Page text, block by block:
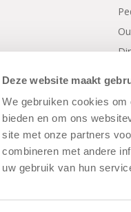
Deze website maakt
We gebruiken cookies
bieden en om ons
site met onze partners
combineren met andere
uw gebruik van hun